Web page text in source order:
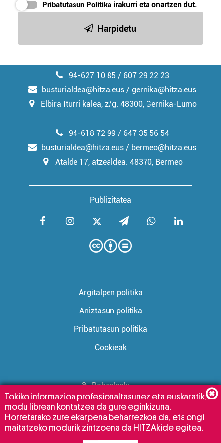
Pribatutasun Politika irakurri eta onartzen dut.
Harpidetu
94-627 10 85 / 607 29 22 23
busturialdea@hitza.eus / gernika@hitza.eus
Elbira Iturri kalea, z/g. 48300, Gernika-Lumo
Publizitatea
94-618 72 99 / 647 35 56 54
busturialdea@hitza.eus / bermeo@hitza.eus
Atalde 17, atzealdea. 48370, Bermeo
Argitalpen politika
Aniztasun politika
Pribatutasun politika
Cookieak
Babesleak:
Tokiko informazioa profesionaltasunez eta euskaratik,
modu librean kontatzea da gure eginkizuna.
Horretarako zure ekarpena beharrezkoa da, eta ongi
maitatzeko modurik zintzoena da HITZAkide egitea.